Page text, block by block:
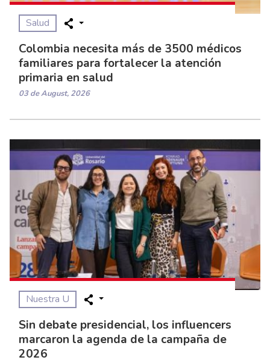
Salud
Colombia necesita más de 3500 médicos
familiares para fortalecer la atención
primaria en salud
03 de August, 2026
Nuestra U
Sin debate presidencial, los influencers
marcaron la agenda de la campaña de
2026